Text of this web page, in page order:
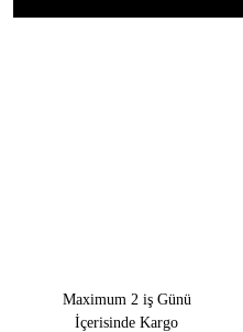
Maximum 2 iş Günü
İçerisinde Kargo